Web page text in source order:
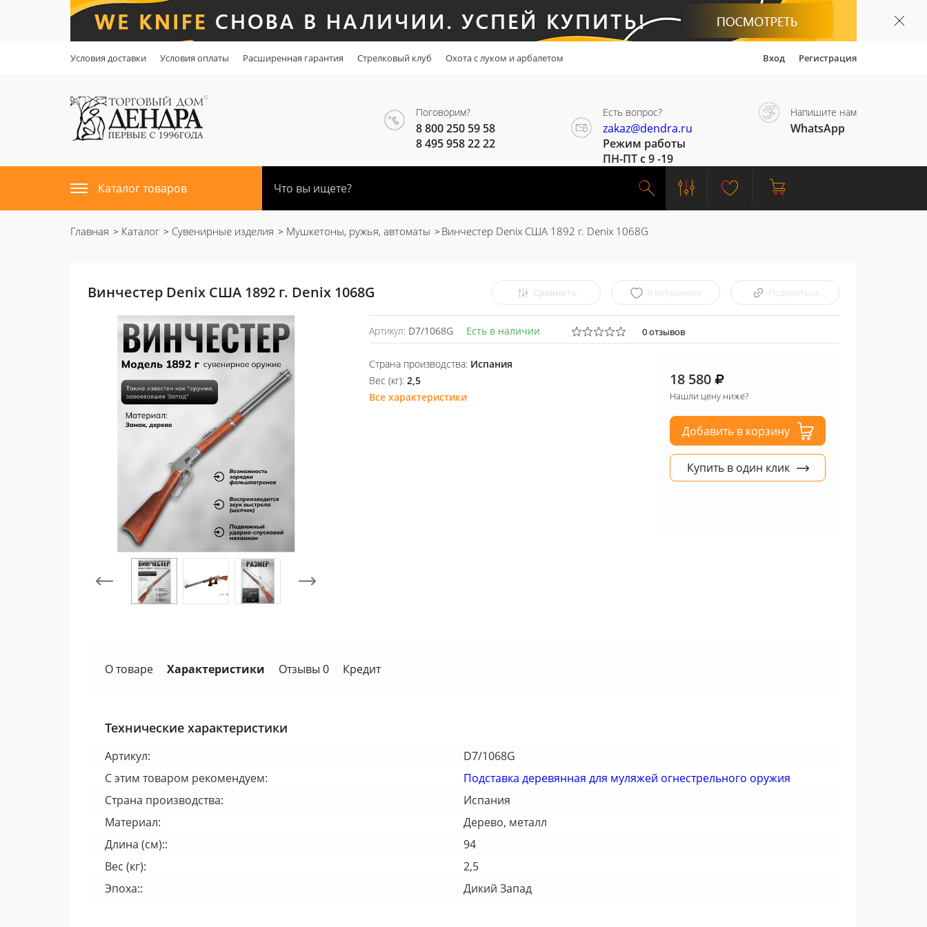
Условия доставки Условия оплаты Расширенная гарантия Стрелковый клуб Охота с луком и арбалетом Вход Регистрация
Поговорим?
8 800 250 59 58
8 495 958 22 22
Есть вопрос?
zakaz@dendra.ru
Режим работы
ПН-ПТ с 9 -19
Напишите нам
WhatsApp
Каталог товаров
Главная Каталог Сувенирные изделия Мушкетоны, ружья, автоматы Винчестер Denix США 1892 г. Denix 1068G
Винчестер Denix США 1892 г. Denix 1068G Сравнить В избранное Поделиться
Артикул: D7/1068G Есть в наличии 0 отзывов
Страна производства: Испания
Вес (кг):2,5
Все характеристики
18 580
Нашли цену ниже?
Добавить в корзину
Купить в один клик
О товаре Характеристики Отзывы 0 Кредит
Технические характеристики
Артикул:
D7/1068G
С этим товаром рекомендуем:
Подставка деревянная для муляжей огнестрельного оружия
Страна производства:
Испания
Материал:
Дерево, металл
Длина (см)::
94
Вес (кг):
2,5
Эпоха::
Дикий Запад